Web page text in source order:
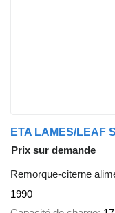
Prix sur demande
Remorque-citerne
1990